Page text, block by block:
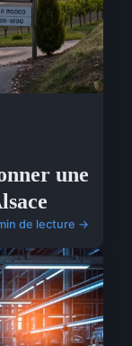
une
de lecture →